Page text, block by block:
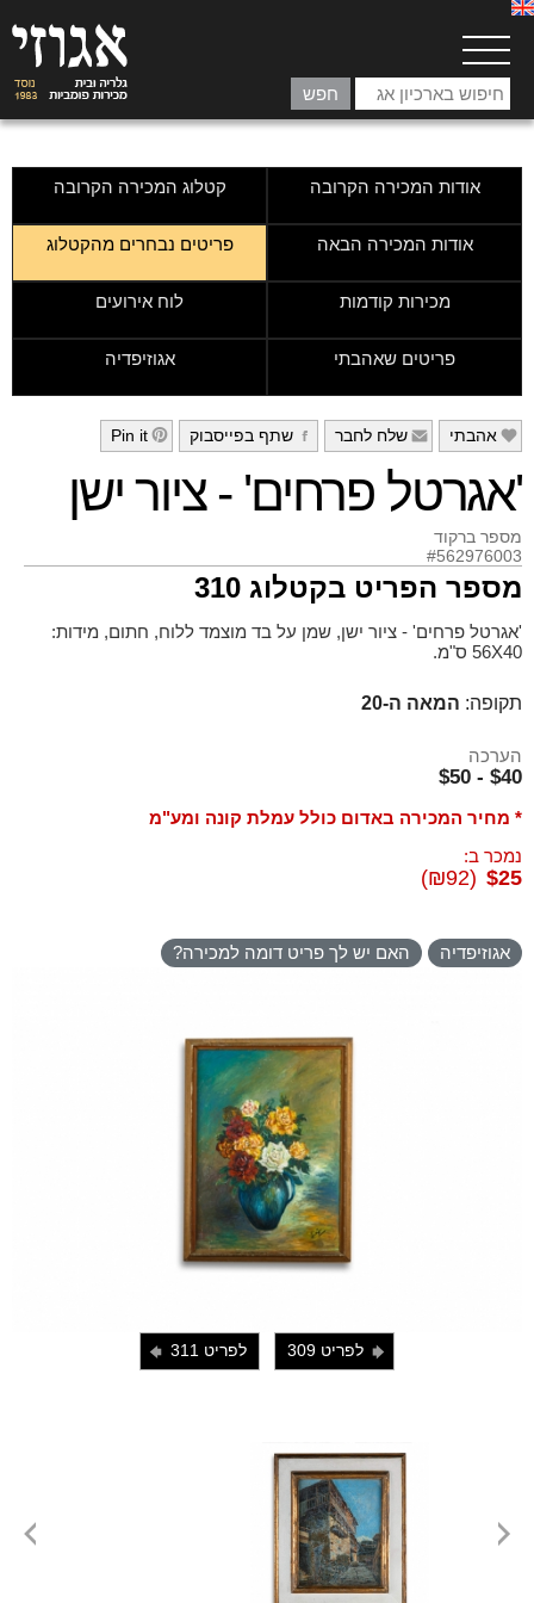
אודות המכירה הקרובה קטלוג המכירה הקרובה
אודות המכירה הבאה פריטים נבחרים מהקטלוג
מכירות קודמות לוח אירועים
פריטים שאהבתי אגוזיפדיה
e אהבתי f שלח לחבר g שתף בפייסבוק h
Pin it
'אגרטל פרחים' - ציור ישן
מספר ברקוד
#562976003
מספר הפריט בקטלוג 310
'אגרטל פרחים' - ציור ישן, שמן על בד מוצמד ללוח, חתום, מידות:
56X40 ס"מ.
תקופה: המאה ה-20
הערכה
$40 - $50
* מחיר המכירה באדום כולל עמלת קונה ומע"מ
נמכר ב:
$25
(₪92)
אגוזיפדיה האם יש לך פריט דומה למכירה?
j לפריט 309 i לפריט 311